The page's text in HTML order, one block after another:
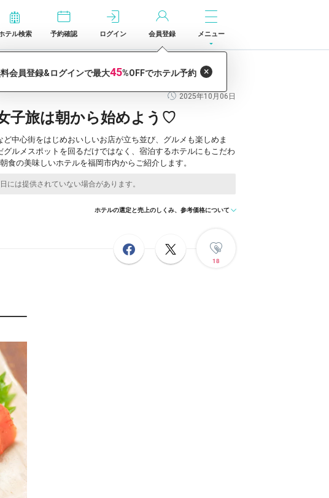
テル検索 予約確認 ログイン 会員登録 メニュー
始めよう♡
2025年10月06日
子旅は朝から始めよう♡
中心街をはじめおいしいお店が立ち並び、グルメも楽しめま
ルメスポットを回るだけではなく、宿泊するホテルにもこだわ
の美味しいホテルを福岡市内からご紹介します。
ホテルの選定と売上のしくみ、参考価格について
18